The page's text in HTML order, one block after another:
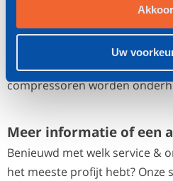
Uw
Verder biedt Geveke
hebben de mogelijkheid om
onderhoudsabonnement
meerdere locaties af te
compressoren worden
Meer informatie of een
Benieuwd met welk service &
het meeste profijt hebt? Onze